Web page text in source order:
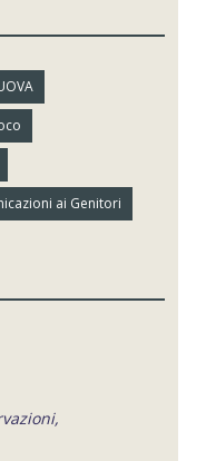
ai Genitori